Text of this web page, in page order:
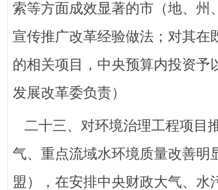
索等方面成效显著的市（地、州
宣传推广改革经验做法；对其在
的相关项目，中央预算内投资予
发展改革委负责）
二十三、对环境治理工程项目
气、重点流域水环境质量改善明
盟），在安排中央财政大气、水